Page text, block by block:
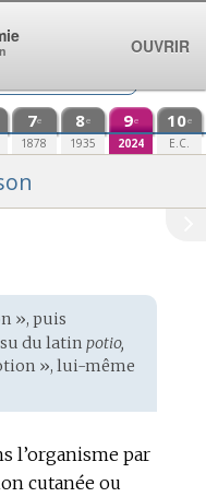
7e
1878
8e
1935
9e
2024
10e
E.C.
», puis
du latin potio,
», lui-même
l’organisme par
cutanée ou
OUVRIR